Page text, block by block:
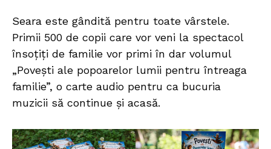
Seara este gândită pentru toate vârstele.
Primii 500 de copii care vor veni la spectacol
însoțiți de familie vor primi în dar volumul
„Povești ale popoarelor lumii pentru întreaga
familie”, o carte audio pentru ca bucuria
muzicii să continue și acasă.